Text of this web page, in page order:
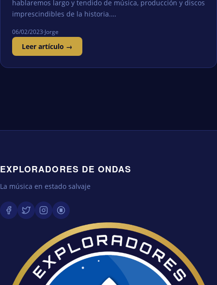
hablaremos largo y tendido de música, producción y discos
imprescindibles de la historia.…
06/02/2023·Jorge
Leer artículo →
EXPLORADORES DE ONDAS
La música en estado salvaje